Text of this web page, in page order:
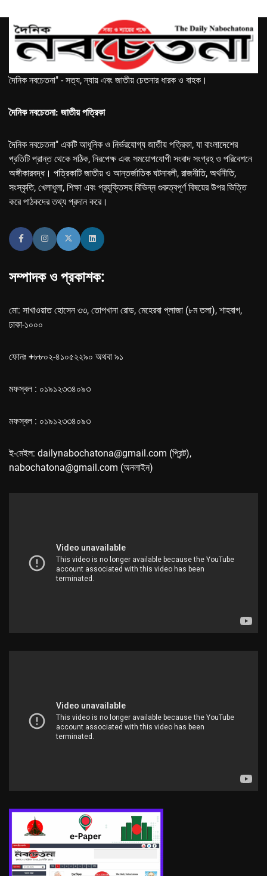
দৈনিক নবচেতনা" - সত্য, ন্যায় এবং জাতীয় চেতনার ধারক ও বাহক।
দৈনিক নবচেতনা: জাতীয় পত্রিকা
দৈনিক নবচেতনা" একটি আধুনিক ও নির্ভরযোগ্য জাতীয় পত্রিকা, যা বাংলাদেশের
প্রতিটি প্রান্ত থেকে সঠিক, নিরপেক্ষ এবং সময়োপযোগী সংবাদ সংগ্রহ ও পরিবেশনে
অঙ্গীকারবদ্ধ। পত্রিকাটি জাতীয় ও আন্তর্জাতিক ঘটনাবলী, রাজনীতি, অর্থনীতি,
সংস্কৃতি, খেলাধুলা, শিক্ষা এবং প্রযুক্তিসহ বিভিন্ন গুরুত্বপূর্ণ বিষয়ের উপর ভিত্তি
করে পাঠকদের তথ্য প্রদান করে।
সম্পাদক ও প্রকাশক:
মো: সাখাওয়াত হোসেন ৩৩, তোপখানা রোড, মেহেরবা প্লাজা (৮ম তলা), শাহবাগ,
ঢাকা-১০০০
ফোনঃ +৮৮০২-৪১০৫২২৯০ অথবা ৯১
মফস্বল : ০১৯১২৩৩৪০৯৩
মফস্বল : ০১৯১২৩৩৪০৯৩
ই-মেইল: dailynabochatona@gmail.com (প্রিন্ট),
nabochatona@gmail.com (অনলাইন)